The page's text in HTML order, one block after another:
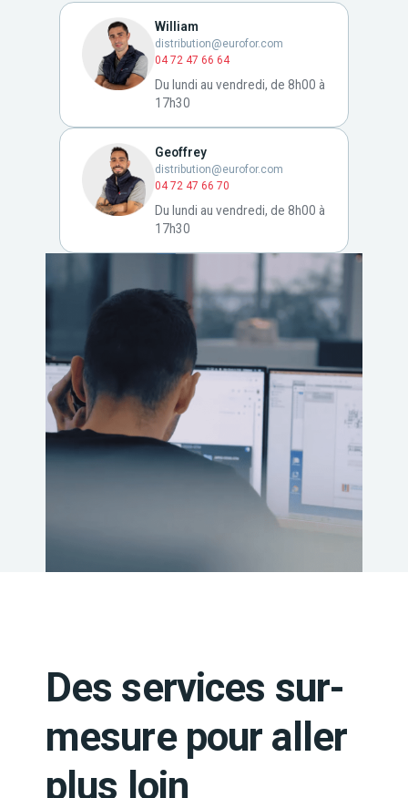
William
distribution@eurofor.com
04 72 47 66 64
Du lundi au vendredi, de 8h00 à
17h30
Geoffrey
distribution@eurofor.com
04 72 47 66 70
Du lundi au vendredi, de 8h00 à
17h30
Des services sur-
mesure pour aller
plus loin